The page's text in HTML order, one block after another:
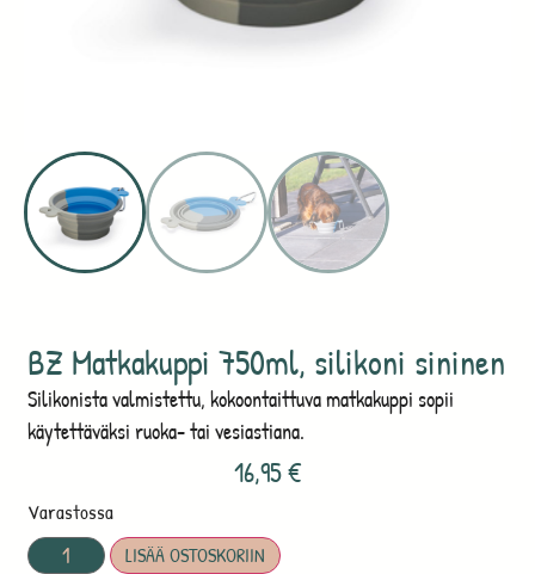
BZ Matkakuppi 750ml, silikoni sininen
Silikonista valmistettu, kokoontaittuva matkakuppi sopii
käytettäväksi ruoka- tai vesiastiana.
16,95€
Varastossa
LISÄÄ OSTOSKORIIN